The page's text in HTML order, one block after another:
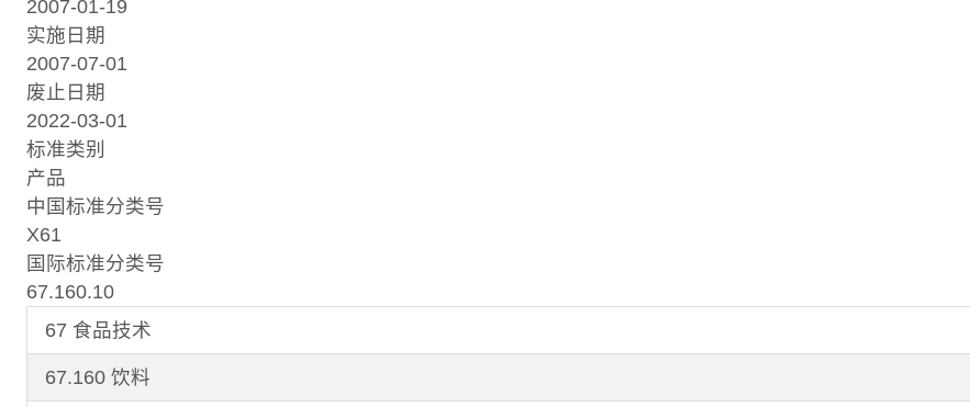
2007-01-19
实施日期
2007-07-01
废止日期
2022-03-01
标准类别
产品
中国标准分类号
X61
国际标准分类号
67.160.10
67 食品技术
67.160 饮料